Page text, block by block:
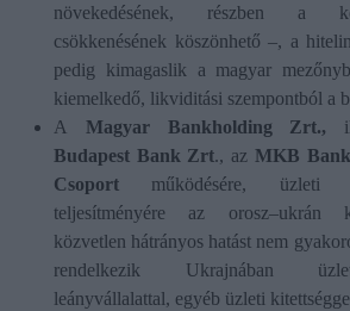
növekedésének, részben a
csökkenésének köszönhető –, a
pedig kimagaslik a magyar
kiemelkedő, likviditási szempontból a
A
Magyar Bankholding Zrt.,
Budapest Bank Zrt., az MKB
Csoport működésére, üzleti
teljesítményére az orosz–ukrán
közvetlen hátrányos hatást nem
rendelkezik Ukrajnában
leányvállalattal, egyéb üzleti